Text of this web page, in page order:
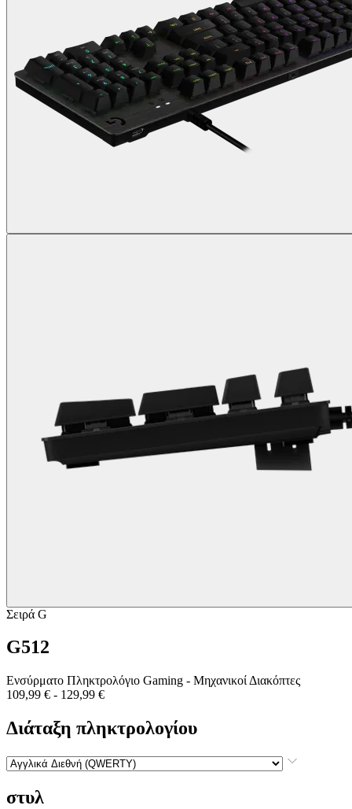
Σειρά G
G512
Ενσύρματο Πληκτρολόγιο Gaming - Μηχανικοί Διακόπτες
109,99 € - 129,99 €
Διάταξη πληκτρολογίου
στυλ